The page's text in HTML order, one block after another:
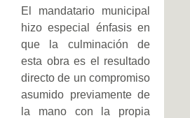
El mandatario municipal
hizo especial énfasis en
que la culminación de
esta obra es el resultado
directo de un compromiso
asumido previamente de
la mano con la propia